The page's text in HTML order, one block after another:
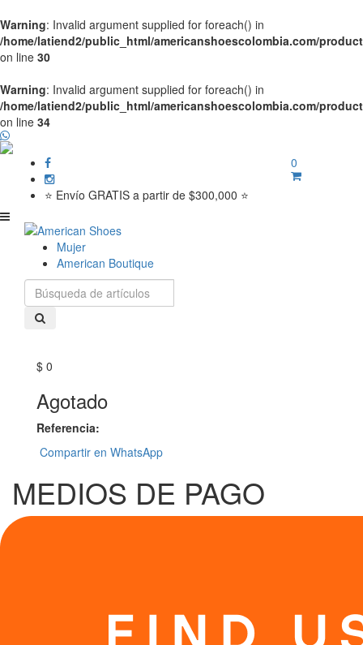
Warning: Invalid argument supplied for foreach() in
/home/latiend2/public_html/americanshoescolombia.com/
on line 30
Warning: Invalid argument supplied for foreach() in
/home/latiend2/public_html/americanshoescolombia.com/
on line 34
⭐ Envío GRATIS a partir de $300,000 ⭐
0
Mujer
American Boutique
$ 0
Agotado
Referencia:
Compartir en WhatsApp
MEDIOS DE PAGO